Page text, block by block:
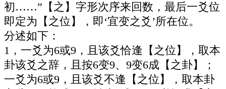
初……”【之】字形次序来回数，最后一爻位
即定为【之位】，即‘宜变之爻’所在位。
分述如下：
1，一爻为6或9，且该爻恰逢【之位】，取本
卦该爻之辞，且按6变9、9变6成【之卦】；
一爻为6或9，且该爻不逢【之位】，取本卦